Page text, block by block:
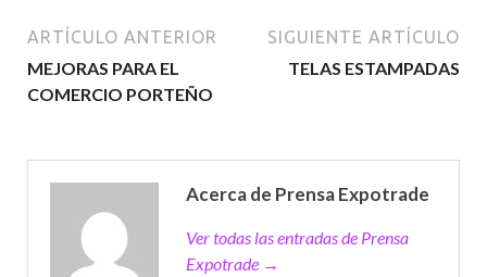
ARTÍCULO ANTERIOR
MEJORAS PARA EL
COMERCIO PORTEÑO
SIGUIENTE ARTÍCULO
TELAS ESTAMPADAS
Acerca de Prensa Expotrade
Ver todas las entradas de Prensa
Expotrade →